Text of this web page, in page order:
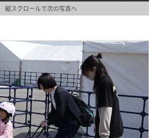
縦スクロールで次の写真へ